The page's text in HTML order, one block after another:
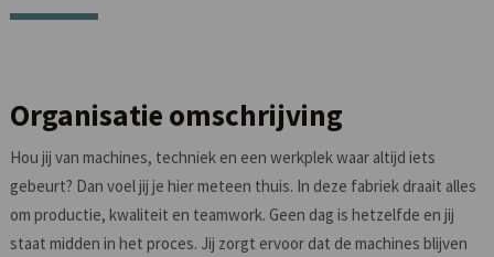
Organisatie omschrijving
Hou jij van machines, techniek en een werkplek waar altijd iets
gebeurt? Dan voel jij je hier meteen thuis. In deze fabriek draait alles
om productie, kwaliteit en teamwork. Geen dag is hetzelfde en jij
staat midden in het proces. Jij zorgt ervoor dat de machines blijven